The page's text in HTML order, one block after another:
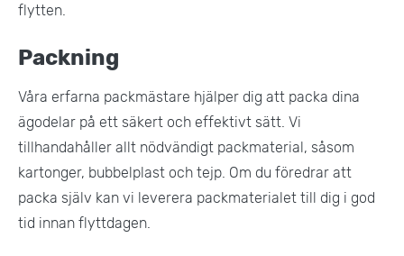
flytten​.
Packning
Våra erfarna packmästare hjälper dig att packa dina
ägodelar på ett säkert och effektivt sätt. Vi
tillhandahåller allt nödvändigt packmaterial, såsom
kartonger, bubbelplast och tejp. Om du föredrar att
packa själv kan vi leverera packmaterialet till dig i god
tid innan flyttdagen.